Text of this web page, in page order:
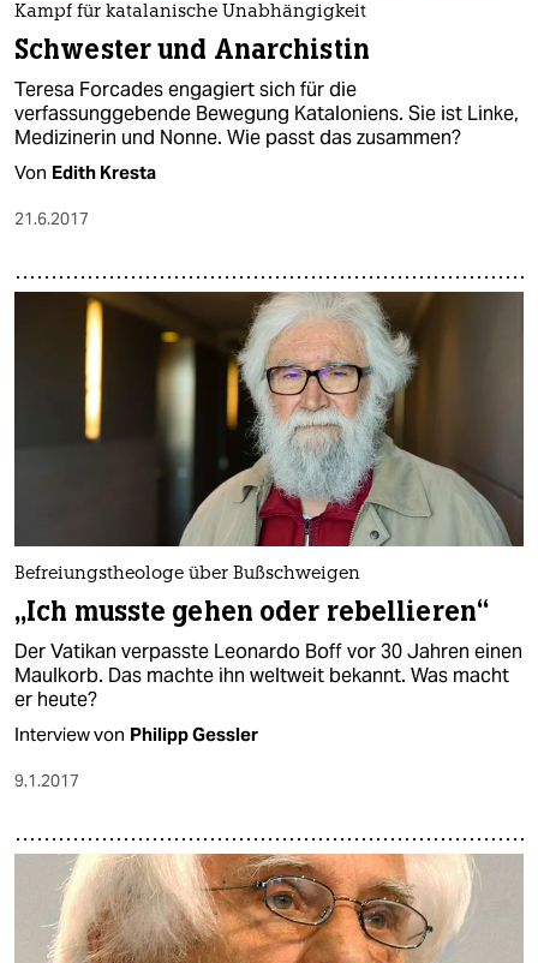
Kampf für katalanische Unabhängigkeit
Schwester und Anarchistin
Teresa Forcades engagiert sich für die
verfassunggebende Bewegung Kataloniens. Sie ist Linke,
Medizinerin und Nonne. Wie passt das zusammen?
Von Edith Kresta
21.6.2017
Befreiungstheologe über Bußschweigen
„Ich musste gehen oder rebellieren“
Der Vatikan verpasste Leonardo Boff vor 30 Jahren einen
Maulkorb. Das machte ihn weltweit bekannt. Was macht
er heute?
Interview von Philipp Gessler
9.1.2017